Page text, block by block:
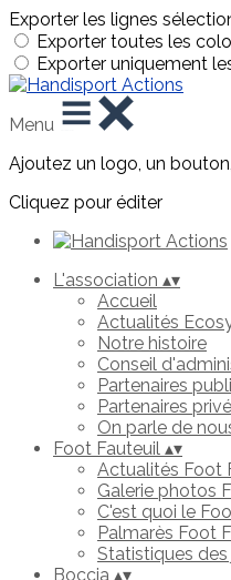
Exporter les lignes
Exporter toutes les
Exporter uniquement
Menu
Ajoutez un logo, un
Cliquez pour éditer
L'association ▴▾
Accueil
Actualités
Notre histoire
Conseil
Partenaires
Partenaires
On parle de
Foot Fauteuil ▴▾
Actualités Foot
Galerie photos
C'est quoi le
Palmarès Foot
Statistiques des
Boccia ▴▾